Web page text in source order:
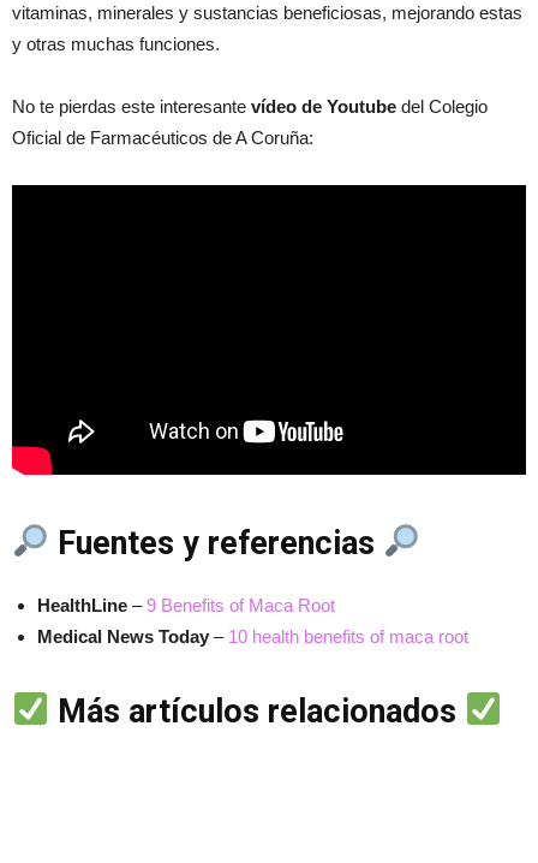
vitaminas, minerales y sustancias beneficiosas, mejorando estas
y otras muchas funciones.
No te pierdas este interesante vídeo de Youtube del Colegio
Oficial de Farmacéuticos de A Coruña:
Fuentes y referencias
HealthLine –9 Benefits of Maca Root
Medical News Today – 10 health benefits of maca root
Más artículos relacionados